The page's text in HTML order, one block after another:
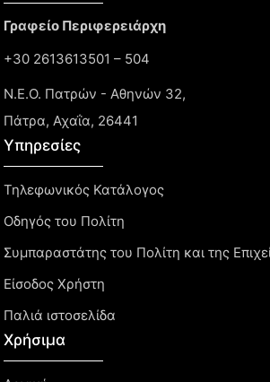
Γραφείο Περιφερειάρχη
+30 2613613501 – 504
Ν.Ε.Ο. Πατρών - Αθηνών 32,
Πάτρα, Αχαΐα, 26441
Υπηρεσίες
Τηλεφωνικός Κατάλογος
Οδηγός του Πολίτη
Συμπαραστάτης του Πολίτη και της
Είσοδος Χρήστη
Παλιά ιστοσελίδα
Χρήσιμα